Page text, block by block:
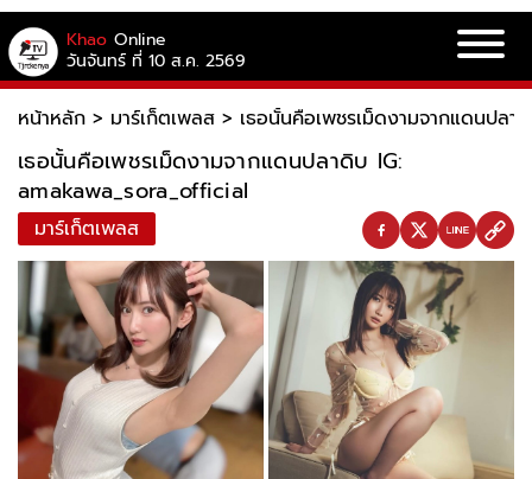
Khao Online
วันจันทร์ ที่ 10 ส.ค. 2569
หน้าหลัก > มาร์เก็ตเพลส > เธอนั้นคือเพชรเม็ดงามจากแดนปล
เธอนั้นคือเพชรเม็ดงามจากแดนปลาดิบ IG:
amakawa_sora_official
มาร์เก็ตเพลส